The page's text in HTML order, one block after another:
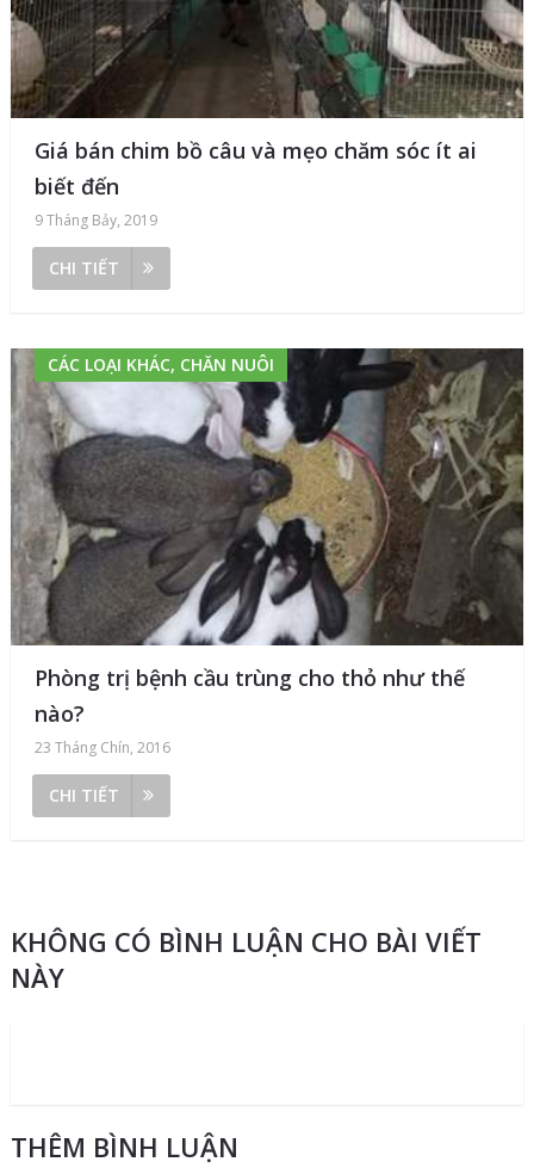
Giá bán chim bồ câu và mẹo chăm sóc ít ai
biết đến
9 Tháng Bảy, 2019
CHI TIẾT
CÁC LOẠI KHÁC, CHĂN NUÔI
Phòng trị bệnh cầu trùng cho thỏ như thế
nào?
23 Tháng Chín, 2016
CHI TIẾT
KHÔNG CÓ BÌNH LUẬN CHO BÀI VIẾT
NÀY
THÊM BÌNH LUẬN